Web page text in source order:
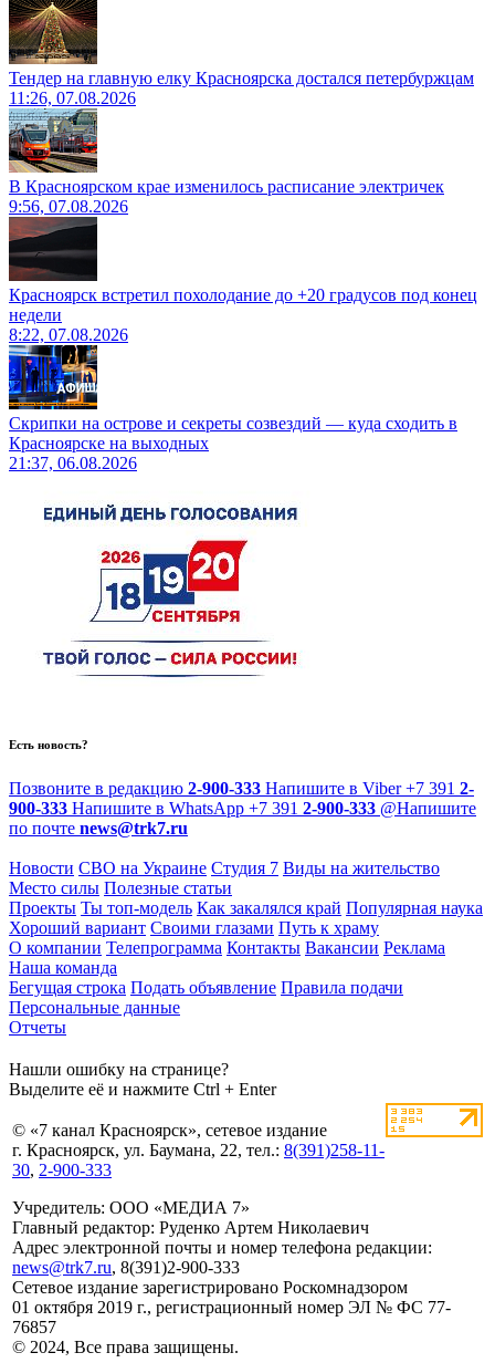
Тендер на главную елку Красноярска достался петербуржцам
11:26, 07.08.2026
В Красноярском крае изменилось расписание электричек
9:56, 07.08.2026
Красноярск встретил похолодание до +20 градусов под конец
недели
8:22, 07.08.2026
Скрипки на острове и секреты созвездий — куда сходить в
Красноярске на выходных
21:37, 06.08.2026
Есть новость?
Позвоните в редакцию 2-900-333 Напишите в Viber +7 391 2-
900-333 Напишите в WhatsApp +7 391 2-900-333 @Напишите
по почте news@trk7.ru
Новости СВО на Украине Студия 7 Виды на жительство
Место силы Полезные статьи
Проекты Ты топ-модель Как закалялся край Популярная наука
Хороший вариант Своими глазами Путь к храму
О компании Телепрограмма Контакты Вакансии Реклама
Наша команда
Бегущая строка Подать объявление Правила подачи
Персональные данные
Отчеты
Нашли ошибку на странице?
Выделите её и нажмите Ctrl + Enter
© «7 канал Красноярск», сетевое издание
г. Красноярск, ул. Баумана, 22, тел.: 8(391)258-11-
30, 2-900-333
Учредитель: ООО «МЕДИА 7»
Главный редактор: Руденко Артем Николаевич
Адрес электронной почты и номер телефона редакции:
news@trk7.ru, 8(391)2-900-333
Сетевое издание зарегистрировано Роскомнадзором
01 октября 2019 г., регистрационный номер ЭЛ № ФС 77-
76857
© 2024, Все права защищены.